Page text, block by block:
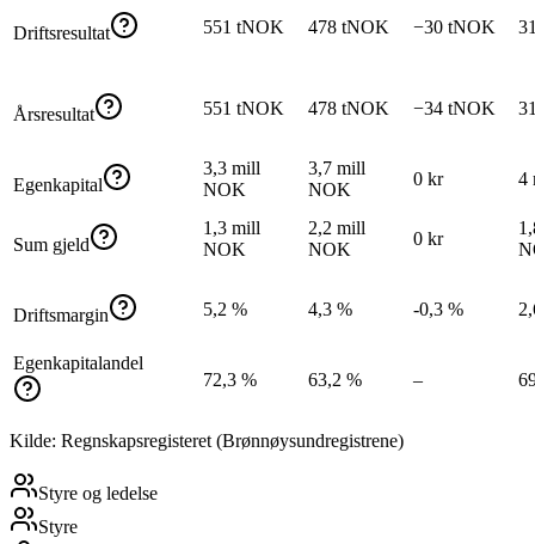
Driftsresultat 551 tNOK 478 tNOK −30 tNOK
Årsresultat 551 tNOK 478 tNOK −34 tNOK
Egenkapital
3,3 mill
NOK
3,7 mill
NOK
0 kr 4
Sum gjeld
1,3 mill
NOK
2,2 mill
NOK
0 kr
Driftsmargin 5,2 % 4,3 % -0,3 %
Egenkapitalandel
72,3 %
63,2 % –
Kilde: Regnskapsregisteret (Brønnøysundregistrene)
Styre og ledelse
Styre